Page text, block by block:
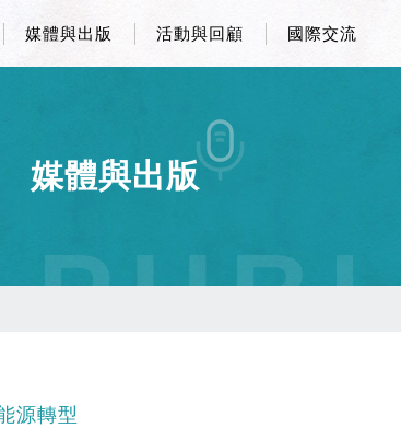
媒體與出版 活動與回顧 國際交流
媒體與出版
源轉型